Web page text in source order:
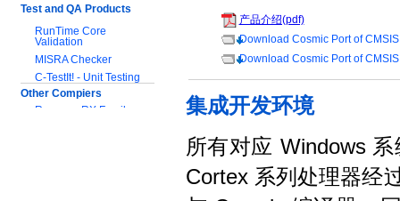
Test and QA Products
RunTime Core
Validation
MISRA Checker
C-TestIt! - Unit Testing
Other Compiers
Renesas RX Family
产品介绍(pdf)
Download Cosmic Port of
Download Cosmic Port of
集成开发环境
所有对应 Windows
Cortex 系列处理器经